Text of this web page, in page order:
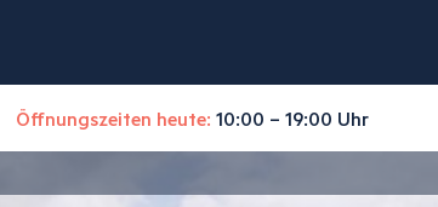
Öffnungszeiten heute: 10:00 – 19:00 Uhr